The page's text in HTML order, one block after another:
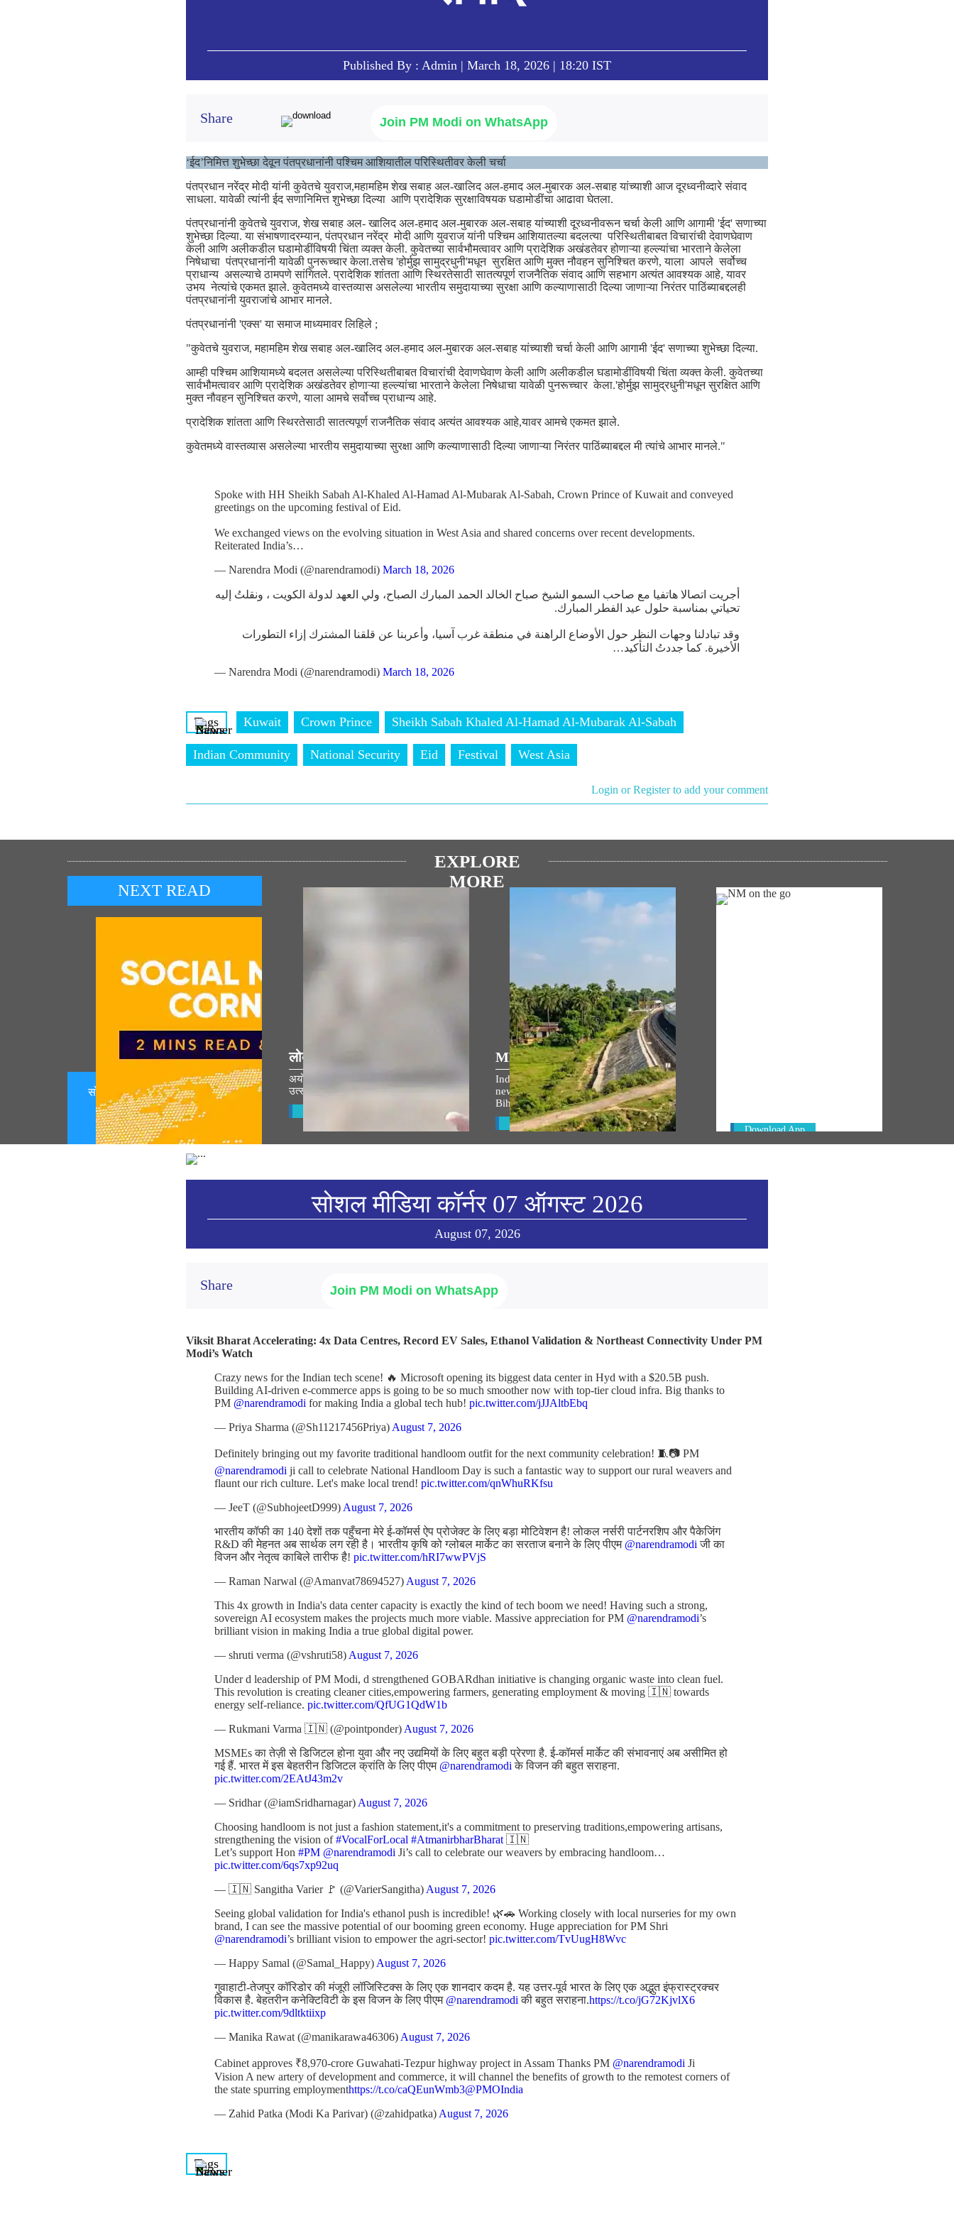
Published By : Admin | March 18, 2026 | 18:20 IST
Share Join PM Modi on WhatsApp
‘ईद’निमित्त शुभेच्छा देवून पंतप्रधानांनी पश्चिम आशियातील परिस्थितीवर केली चर्चा
पंतप्रधान नरेंद्र मोदी यांनी कुवेतचे युवराज,महामहिम शेख सबाह अल-खालिद अल-हमाद अल-मुबारक अल-सबाह यांच्याशी आज दूरध्‍वनीव्दारे संवाद
साधला. यावेळी त्यांनी ईद सणानिमित्त शुभेच्छा दिल्या आणि प्रादेशिक सुरक्षाविषयक घडामोडींचा आढावा घेतला.
पंतप्रधानांनी कुवेतचे युवराज, शेख सबाह अल- खालिद अल-हमाद अल-मुबारक अल-सबाह यांच्याशी दूरध्वनीवरून चर्चा केली आणि आगामी 'ईद' सणाच्या
शुभेच्छा दिल्या. या संभाषणादरम्यान, पंतप्रधान नरेंद्र मोदी आणि युवराज यांनी पश्चिम आशियातल्या बदलत्या परिस्थितीबाबत विचारांची देवाणघेवाण
केली आणि अलीकडील घडामोडींविषयी चिंता व्यक्त केली. कुवेतच्या सार्वभौमत्वावर आणि प्रादेशिक अखंडतेवर होणाऱ्या हल्ल्यांचा भारताने केलेला
निषेधाचा पंतप्रधानांनी यावेळी पुनरूच्चार केला.तसेच 'होर्मुझ सामुद्रधुनी'मधून सुरक्षित आणि मुक्त नौवहन सुनिश्चित करणे, याला आपले सर्वोच्च
प्राधान्य असल्याचे ठामपणे सांगितले. प्रादेशिक शांतता आणि स्थिरतेसाठी सातत्यपूर्ण राजनैतिक संवाद आणि सहभाग अत्यंत आवश्यक आहे, यावर
उभय नेत्यांचे एकमत झाले. कुवेतमध्ये वास्तव्यास असलेल्या भारतीय समुदायाच्या सुरक्षा आणि कल्याणासाठी दिल्या जाणाऱ्या निरंतर पाठिंब्याबद्दलही
पंतप्रधानांनी युवराजांचे आभार मानले.
पंतप्रधानांनी 'एक्स' या समाज माध्‍यमावर लिहिले ;
"कुवेतचे युवराज, महामहिम शेख सबाह अल-खालिद अल-हमाद अल-मुबारक अल-सबाह यांच्याशी चर्चा केली आणि आगामी 'ईद' सणाच्या शुभेच्छा दिल्या.
आम्ही पश्चिम आशियामध्ये बदलत असलेल्या परिस्थितीबाबत विचारांची देवाणघेवाण केली आणि अलीकडील घडामोडींविषयी चिंता व्यक्त केली. कुवेतच्या
सार्वभौमत्वावर आणि प्रादेशिक अखंडतेवर होणाऱ्या हल्ल्यांचा भारताने केलेला निषेधाचा यावेळी पुनरूच्चार केला.'होर्मुझ सामुद्रधुनी'मधून सुरक्षित आणि
मुक्त नौवहन सुनिश्चित करणे, याला आमचे सर्वोच्च प्राधान्य आहे.
प्रादेशिक शांतता आणि स्थिरतेसाठी सातत्यपूर्ण राजनैतिक संवाद अत्यंत आवश्यक आहे,यावर आमचे एकमत झाले.
कुवेतमध्ये वास्तव्यास असलेल्या भारतीय समुदायाच्या सुरक्षा आणि कल्याणासाठी दिल्या जाणाऱ्या निरंतर पाठिंब्याबद्दल मी त्यांचे आभार मानले."
Spoke with HH Sheikh Sabah Al-Khaled Al-Hamad Al-Mubarak Al-Sabah, Crown Prince of Kuwait and conveyed
greetings on the upcoming festival of Eid.
We exchanged views on the evolving situation in West Asia and shared concerns over recent developments.
Reiterated India’s…
— Narendra Modi (@narendramodi) March 18, 2026
أجريت اتصالا هاتفيا مع صاحب السمو الشيخ صباح الخالد الحمد المبارك الصباح، ولي العهد لدولة الكويت ، ونقلتُ إليه
تحياتي بمناسبة حلول عيد الفطر المبارك.
وقد تبادلنا وجهات النظر حول الأوضاع الراهنة في منطقة غرب آسيا، وأعربنا عن قلقنا المشترك إزاء التطورات
الأخيرة. كما جددتُ التأكيد…
— Narendra Modi (@narendramodi) March 18, 2026
Tags Kuwait Crown Prince Sheikh Sabah Khaled Al-Hamad Al-Mubarak Al-Sabah
Indian Community National Security Eid Festival West Asia
Login or Register to add your comment
EXPLORE
MORE
NEXT READ
सोशल मीडिया कॉर्नर 07 ऑगस्ट 2026
(August 07, 2026)
लोकप्रिय भाषण
अयोध्येत श्री राम जन्मभूमी मंदिर ध्वजारोहण
उत्सवात पंतप्रधानांनी केलेले भाषण
MEDIA COVERAGE
Indian Railways takes up 764 km of
new lines to boost connectivity in
Bihar’s Seemanchal region
View All
Download App
सोशल मीडिया कॉर्नर 07 ऑगस्ट 2026
August 07, 2026
Share Join PM Modi on WhatsApp
Viksit Bharat Accelerating: 4x Data Centres, Record EV Sales, Ethanol Validation & Northeast Connectivity Under PM
Modi’s Watch
Crazy news for the Indian tech scene! 🔥 Microsoft opening its biggest data center in Hyd with a $20.5B push.
Building AI-driven e-commerce apps is going to be so much smoother now with top-tier cloud infra. Big thanks to
PM @narendramodi for making India a global tech hub! pic.twitter.com/jJJAltbEbq
— Priya Sharma (@Sh11217456Priya) August 7, 2026
Definitely bringing out my favorite traditional handloom outfit for the next community celebration! 🧵📷 PM
@narendramodi ji call to celebrate National Handloom Day is such a fantastic way to support our rural weavers and
flaunt our rich culture. Let's make local trend! pic.twitter.com/qnWhuRKfsu
— JeeT (@SubhojeetD999) August 7, 2026
भारतीय कॉफी का 140 देशों तक पहुँचना मेरे ई-कॉमर्स ऐप प्रोजेक्ट के लिए बड़ा मोटिवेशन है! लोकल नर्सरी पार्टनरशिप और पैकेजिंग
R&D की मेहनत अब सार्थक लग रही है। भारतीय कृषि को ग्लोबल मार्केट का सरताज बनाने के लिए पीएम @narendramodi जी का
विजन और नेतृत्व काबिले तारीफ है! pic.twitter.com/hRI7wwPVjS
— Raman Narwal (@Amanvat78694527) August 7, 2026
This 4x growth in India's data center capacity is exactly the kind of tech boom we need! Having such a strong,
sovereign AI ecosystem makes the projects much more viable. Massive appreciation for PM @narendramodi’s
brilliant vision in making India a true global digital power.
— shruti verma (@vshruti58) August 7, 2026
Under d leadership of PM Modi, d strengthened GOBARdhan initiative is changing organic waste into clean fuel.
This revolution is creating cleaner cities,empowering farmers, generating employment & moving 🇮🇳 towards
energy self-reliance. pic.twitter.com/QfUG1QdW1b
— Rukmani Varma 🇮🇳 (@pointponder) August 7, 2026
MSMEs का तेज़ी से डिजिटल होना युवा और नए उद्यमियों के लिए बहुत बड़ी प्रेरणा है. ई-कॉमर्स मार्केट की संभावनाएं अब असीमित हो
गई हैं. भारत में इस बेहतरीन डिजिटल क्रांति के लिए पीएम @narendramodi के विजन की बहुत सराहना.
pic.twitter.com/2EAtJ43m2v
— Sridhar (@iamSridharnagar) August 7, 2026
Choosing handloom is not just a fashion statement,it's a commitment to preserving traditions,empowering artisans,
strengthening the vision of#VocalForLocal #AtmanirbharBharat 🇮🇳
Let’s support Hon #PM @narendramodi Ji’s call to celebrate our weavers by embracing handloom…
pic.twitter.com/6qs7xp92uq
— 🇮🇳 Sangitha Varier 🚩 (@VarierSangitha) August 7, 2026
Seeing global validation for India's ethanol push is incredible! 🌿🚗 Working closely with local nurseries for my own
brand, I can see the massive potential of our booming green economy. Huge appreciation for PM Shri
@narendramodi’s brilliant vision to empower the agri-sector! pic.twitter.com/TvUugH8Wvc
— Happy Samal (@Samal_Happy) August 7, 2026
गुवाहाटी-तेजपुर कॉरिडोर की मंजूरी लॉजिस्टिक्स के लिए एक शानदार कदम है. यह उत्तर-पूर्व भारत के लिए एक अद्भुत इंफ्रास्ट्रक्चर
विकास है. बेहतरीन कनेक्टिविटी के इस विजन के लिए पीएम @narendramodi की बहुत सराहना.https://t.co/jG72KjvlX6
pic.twitter.com/9dltktiixp
— Manika Rawat (@manikarawa46306) August 7, 2026
Cabinet approves ₹8,970-crore Guwahati-Tezpur highway project in Assam Thanks PM @narendramodi Ji
Vision A new artery of development and commerce, it will channel the benefits of growth to the remotest corners of
the state spurring employmenthttps://t.co/caQEunWmb3@PMOIndia
— Zahid Patka (Modi Ka Parivar) (@zahidpatka) August 7, 2026
Tags